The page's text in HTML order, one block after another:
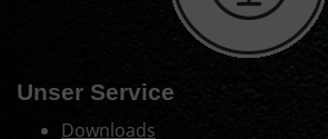
Unser Service
Downloads